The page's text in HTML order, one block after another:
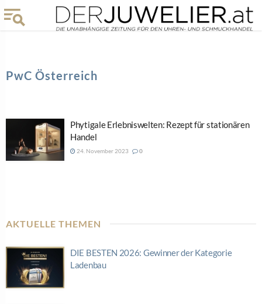
PwC Österreich
Phytigale Erlebniswelten: Rezept für stationären
Handel
24. November 2023 0
AKTUELLE THEMEN
DIE BESTEN 2026: Gewinner der Kategorie
Ladenbau